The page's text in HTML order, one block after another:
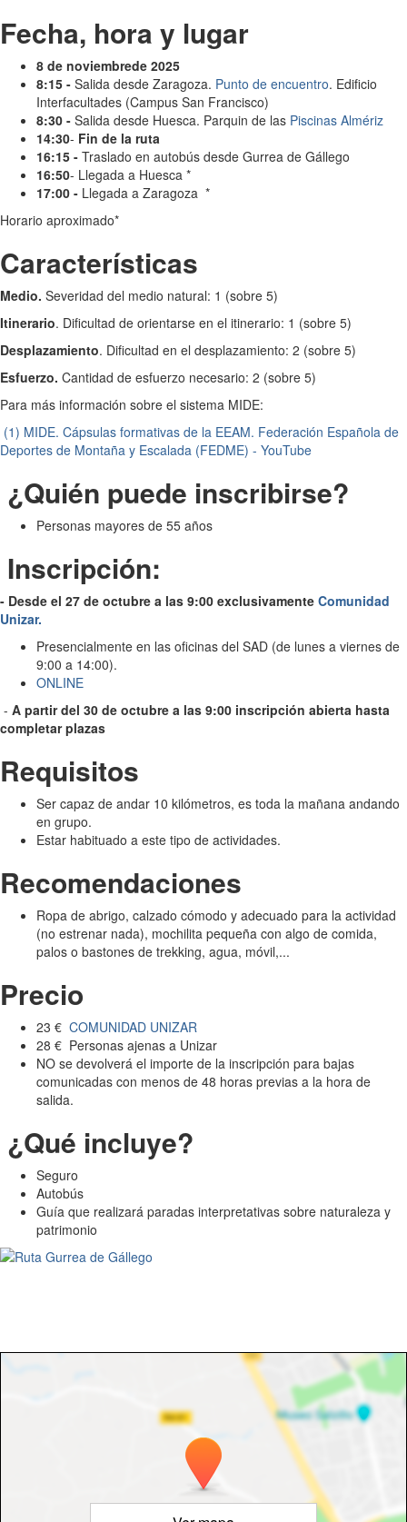
Fecha, hora y lugar
8 de noviembrede 2025
8:15 - Salida desde Zaragoza. Punto de encuentro. Edificio
Interfacultades (Campus San Francisco)
8:30 - Salida desde Huesca. Parquin de las Piscinas Almériz
14:30- Fin de la ruta
16:15 - Traslado en autobús desde Gurrea de Gállego
16:50- Llegada a Huesca *
17:00 - Llegada a Zaragoza *
Horario aproximado*
Características
Medio. Severidad del medio natural: 1 (sobre 5)
Itinerario. Dificultad de orientarse en el itinerario: 1 (sobre 5)
Desplazamiento. Dificultad en el desplazamiento: 2 (sobre 5)
Esfuerzo. Cantidad de esfuerzo necesario: 2 (sobre 5)
Para más información sobre el sistema MIDE:
(1) MIDE. Cápsulas formativas de la EEAM. Federación Española de
Deportes de Montaña y Escalada (FEDME) - YouTube
¿Quién puede inscribirse?
Personas mayores de 55 años
Inscripción:
- Desde el 27 de octubre a las 9:00 exclusivamente Comunidad
Unizar.
Presencialmente en las oficinas del SAD (de lunes a viernes de
9:00 a 14:00).
ONLINE
- A partir del 30 de octubre a las 9:00 inscripción abierta hasta
completar plazas
Requisitos
Ser capaz de andar 10 kilómetros, es toda la mañana andando
en grupo.
Estar habituado a este tipo de actividades.
Recomendaciones
Ropa de abrigo, calzado cómodo y adecuado para la actividad
(no estrenar nada), mochilita pequeña con algo de comida,
palos o bastones de trekking, agua, móvil,...
Precio
23 € COMUNIDAD UNIZAR
28 € Personas ajenas a Unizar
NO se devolverá el importe de la inscripción para bajas
comunicadas con menos de 48 horas previas a la hora de
salida.
¿Qué incluye?
Seguro
Autobús
Guía que realizará paradas interpretativas sobre naturaleza y
patrimonio